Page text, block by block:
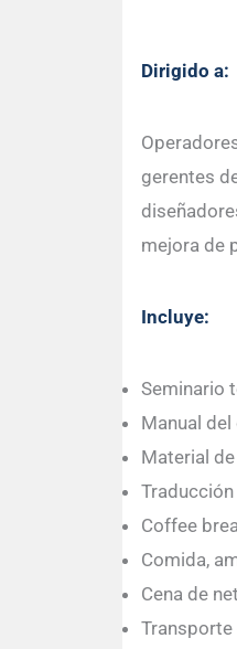
Dirigido a:
gerentes
mejora de
Incluye:
Seminario
Manual del
Material
Coffee
Comida,
Cena de
Transporte